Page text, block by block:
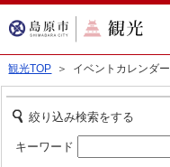
観光TOP ＞ イベントカレンダー
絞り込み検索をする
キーワード